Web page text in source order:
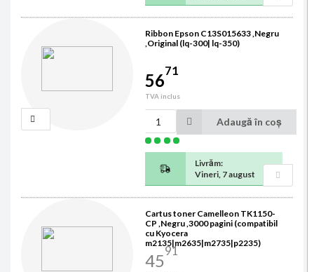
Ribbon Epson C13S015633 ,Negru
,Original (lq-300| lq-350)
5671
TVA inclus
Adaugă în coș
Livrăm:
Vineri, 7 august
Cartus toner Camelleon TK1150-
CP ,Negru ,3000 pagini (compatibil
cu Kyocera
m2135|m2635|m2735|p2235)
4591